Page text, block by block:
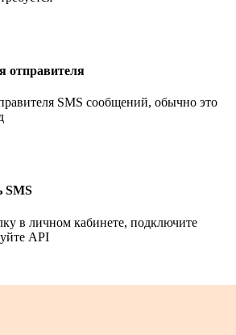
отправителя
SMS сообщений, обычно это
SMS
в личном кабинете, подключите
API